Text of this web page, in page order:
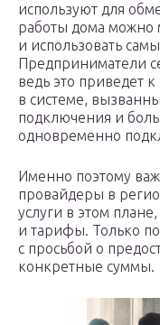
используют для
работы дома можно
и использовать
Предприниматели
ведь это приведет
в системе,
подключения и
одновременно
Именно поэтому
провайдеры в
услуги в этом
и тарифы. Только
с просьбой о
конкретные суммы.